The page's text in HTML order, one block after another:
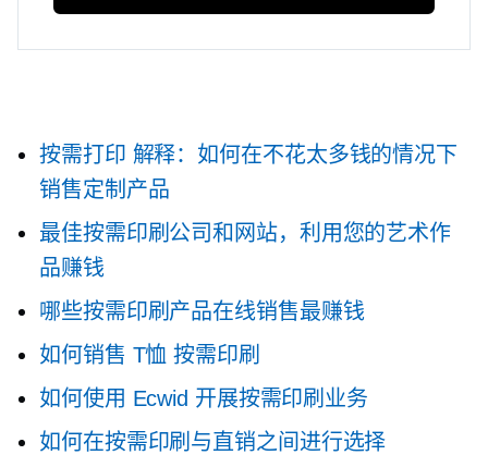
按需打印 解释：如何在不花太多钱的情况下
销售定制产品
最佳按需印刷公司和网站，利用您的艺术作
品赚钱
哪些按需印刷产品在线销售最赚钱
如何销售 T恤 按需印刷
如何使用 Ecwid 开展按需印刷业务
如何在按需印刷与直销之间进行选择